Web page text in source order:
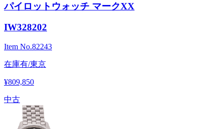
パイロットウォッチ マークXX
IW328202
Item No.82243
在庫有/東京
¥809,850
中古